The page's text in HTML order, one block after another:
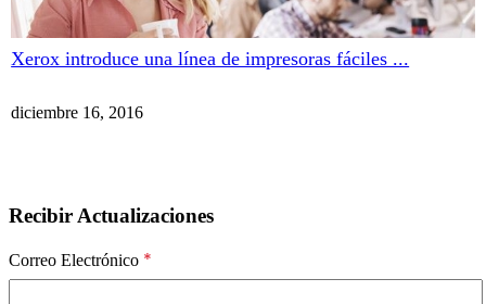
Xerox introduce una línea de impresoras fáciles ...
diciembre 16, 2016
Recibir Actualizaciones
Correo Electrónico *